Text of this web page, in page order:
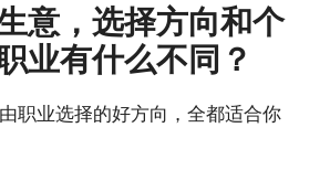
意，选择方向和个
业有什么不同？
职业选择的好方向，全都适合你